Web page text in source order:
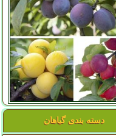
دسته بندی گیاهان